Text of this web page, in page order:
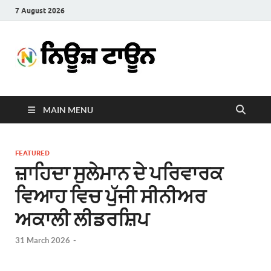
7 August 2026
Town
MAIN MENU
FEATURED
ਜ਼ਾਹਿਦਾ ਸੁਲੇਮਾਨ ਦੇ ਪਰਿਵਾਰਕ
ਵਿਆਹ ਵਿਚ ਪੁੱਜੀ ਸੀਨੀਅਰ
ਅਕਾਲੀ ਲੀਡਰਸ਼ਿਪ
31 March 2026 -